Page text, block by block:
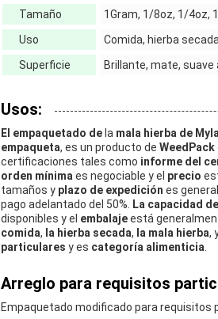
Tamaño
1Gram, 1/8oz, 1/4oz,
Uso
Comida, hierba
Superficie
Brillante, mate,
Usos:
El empaquetado de la mala hierba de
empaqueta, es un producto de WeedPack
certificaciones tales como informe del
orden mínimaes negociable y el precio
tamaños y plazo de expedición es
pago adelantado del 50%. La capacidad de
disponibles y el embalajeestá
comida, la hierba secada, la mala hierba,
particulares y es categoría alimenticia.
Arreglo para requisitos
Empaquetado modificado para requisitos